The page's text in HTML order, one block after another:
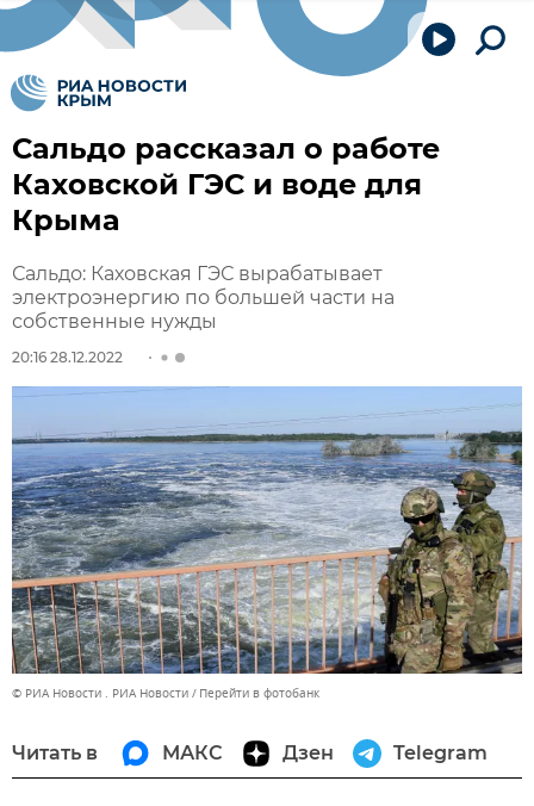
Сальдо рассказал о работе
Каховской ГЭС и воде для
Крыма
Сальдо: Каховская ГЭС вырабатывает
электроэнергию по большей части на
собственные нужды
20:16 28.12.2022
© РИА Новости . РИА Новости Перейти в фотобанк
Читать в МАКС Дзен Telegram